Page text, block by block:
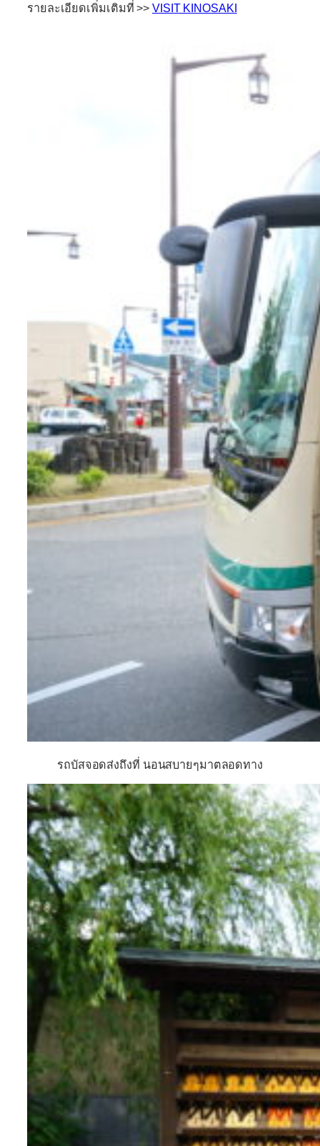
รายละเอียดเพิ่มเติมที่ >>VISIT KINOSAKI
รถบัสจอดส่งถึงที่ นอนสบายๆมาตลอดทาง